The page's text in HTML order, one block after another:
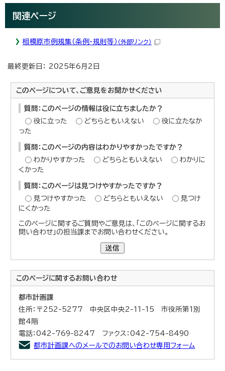
関連ページ
相模原市例規集（条例・規則等） （外部リンク）
最終更新日： 2025年6月2日
このページについて、ご意見をお聞かせください
質問：このページの情報は役に立ちましたか？
役に立った
どちらともいえない
役に立たなか
った
質問：このページの内容はわかりやすかったですか？
わかりやすかった
どちらともいえない
わかりに
くかった
質問：このページは見つけやすかったですか？
見つけやすかった
どちらともいえない
見つけ
にくかった
このページに関するご質問やご意見は、「このページに関するお
問い合わせ」の担当課までお問い合わせください。
送信
このページに関するお問い合わせ
都市計画課
住所：〒252-5277 中央区中央2-11-15 市役所第1別
館4階
電話：042-769-8247 ファクス：042-754-8490
都市計画課へのメールでのお問い合わせ専用フォーム